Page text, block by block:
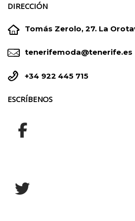
DIRECCIÓN

 Tomás Zerolo, 27. La

 tenerifemoda@tenerife.es

 +34 922 445 715
ESCRÍBENOS